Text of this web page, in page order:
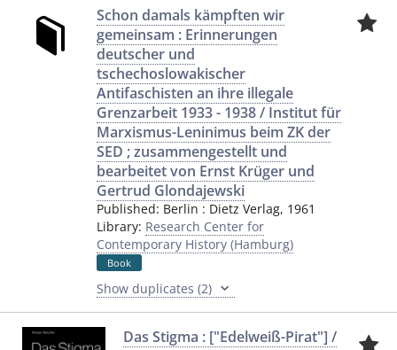
Schon damals kämpften wir
gemeinsam : Erinnerungen
deutscher und
tschechoslowakischer
Antifaschisten an ihre illegale
Grenzarbeit 1933 - 1938 / Institut für
Marxismus-Leninimus beim ZK der
SED ; zusammengestellt und
bearbeitet von Ernst Krüger und
Gertrud Glondajewski
Published: Berlin : Dietz Verlag, 1961
Library: Research Center for
Contemporary History (Hamburg)
Book
Show duplicates (2)
Das Stigma : ["Edelweiß-Pirat"] /